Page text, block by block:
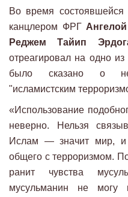
Во время состоявшейся
канцлером ФРГ
Реджем Тайип
отреагировал на одно
было сказано о
"исламистским
«Использование
неверно. Нельзя
Ислам — значит мир, и
общего с терроризмом.
ранит чувства
мусульманин не могу